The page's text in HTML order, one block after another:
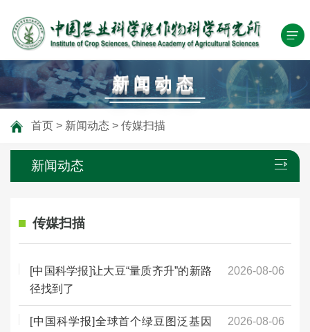
新闻动态
首页 > 新闻动态 > 传媒扫描
新闻动态
传媒扫描
[中国科学报]让大豆“量质齐升”的新路
径找到了
2026-08-06
[中国科学报]全球首个绿豆图泛基因
2026-08-06